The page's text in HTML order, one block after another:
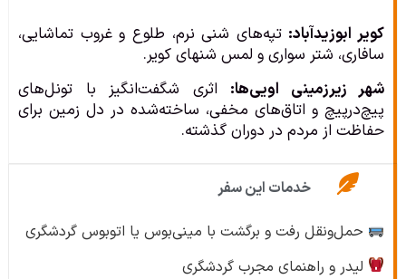
کویر ابوزیدآباد: تپه‌های شنی نرم، طلوع و غروب تماشایی،
سافاری، شتر سواری و لمس شنهای کویر.
شهر زیرزمینی اویی‌ها: اثری شگفت‌انگیز با تونل‌های
پیچ‌در‌پیچ و اتاق‌های مخفی، ساخته‌شده در دل زمین برای
حفاظت از مردم در دوران گذشته.
خدمات این سفر
حمل‌ونقل رفت و برگشت با مینی‌بوس یا اتوبوس گردشگری
لیدر و راهنمای مجرب گردشگری